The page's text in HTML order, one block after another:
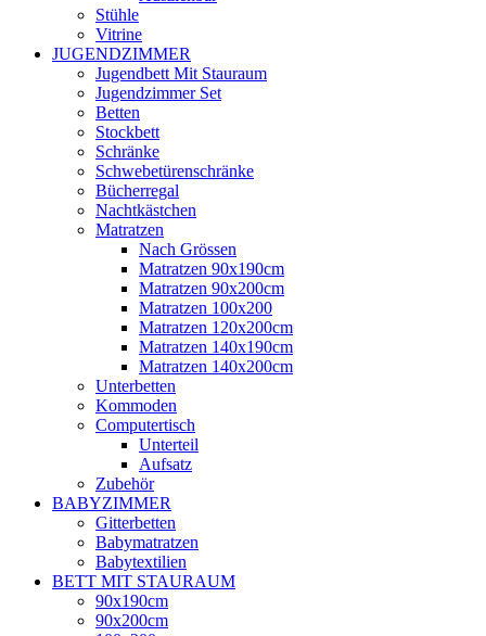
Stühle
Vitrine
JUGENDZIMMER
Jugendbett Mit Stauraum
Jugendzimmer Set
Betten
Stockbett
Schränke
Schwebetürenschränke
Bücherregal
Nachtkästchen
Matratzen
Nach Grössen
Matratzen 90x190cm
Matratzen 90x200cm
Matratzen 100x200
Matratzen 120x200cm
Matratzen 140x190cm
Matratzen 140x200cm
Unterbetten
Kommoden
Computertisch
Unterteil
Aufsatz
Zubehör
BABYZIMMER
Gitterbetten
Babymatratzen
Babytextilien
BETT MIT STAURAUM
90x190cm
90x200cm